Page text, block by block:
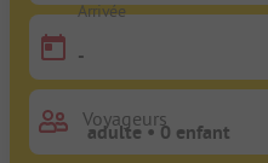
Arrivée
-
Voyageurs